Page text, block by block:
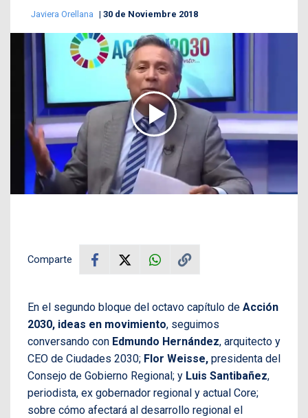
Javiera Orellana 30 de Noviembre 2018
Comparte
En el segundo bloque del octavo capítulo de Acción
2030, ideas en movimiento, seguimos
conversando con Edmundo Hernández, arquitecto y
CEO de Ciudades 2030; Flor Weisse, presidenta del
Consejo de Gobierno Regional; y Luis Santibañez,
periodista, ex gobernador regional y actual Core;
sobre cómo afectará al desarrollo regional el